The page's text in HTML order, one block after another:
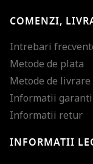
COMENZI,
Intrebari
Metode de plata
Metode de livrare
Informatii
Informatii retur
INFORMATII